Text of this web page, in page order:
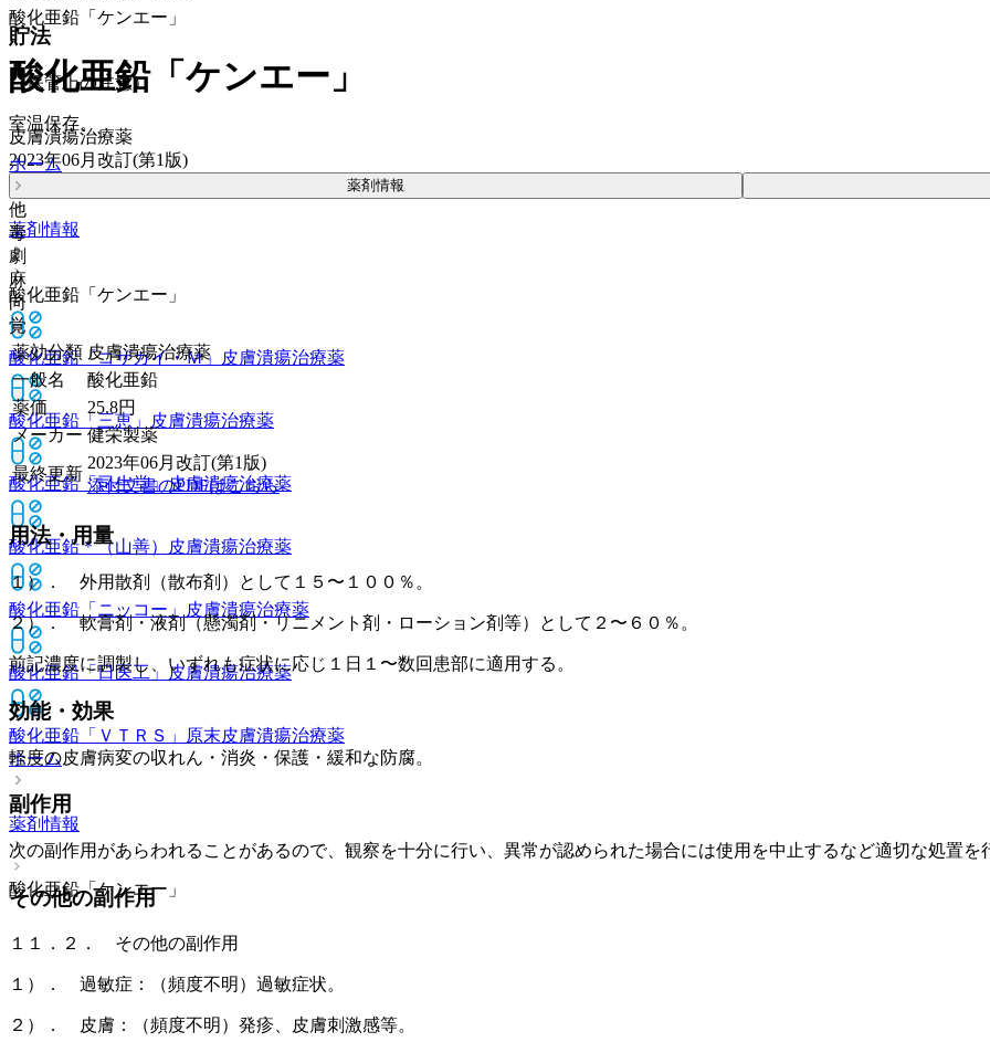
貯法
（保管上の注意）
室温保存。
ホーム
薬剤情報
酸化亜鉛「ケンエー」
酸化亜鉛「コザカイ・Ｍ」 皮膚潰瘍治療薬
酸化亜鉛「三恵」 皮膚潰瘍治療薬
酸化亜鉛「司生堂」皮膚潰瘍治療薬
酸化亜鉛＊（山善） 皮膚潰瘍治療薬
酸化亜鉛「ニッコー」 皮膚潰瘍治療薬
酸化亜鉛「日医工」 皮膚潰瘍治療薬
酸化亜鉛「ＶＴＲＳ」原末皮膚潰瘍治療薬
ホーム
薬剤情報
酸化亜鉛「ケンエー」
酸化亜鉛「ケンエー」
酸化亜鉛「ケンエー」
皮膚潰瘍治療薬
2023年06月改訂(第1版)
薬剤情報
他
毒
劇
麻
向
覚
薬効分類 皮膚潰瘍治療薬
一般名
酸化亜鉛
薬価
25.8円
メーカー 健栄製薬
最終更新
2023年06月改訂(第1版)
添付文書のPDFはこちら
用法・用量
１）． 外用散剤（散布剤）として１５〜１００％。
２）． 軟膏剤・液剤（懸濁剤・リニメント剤・ローション剤等）として２〜６０％。
前記濃度に調製し、いずれも症状に応じ１日１〜数回患部に適用する。
効能・効果
軽度の皮膚病変の収れん・消炎・保護・緩和な防腐。
副作用
次の副作用があらわれることがあるので、観察を十分に行い、異常が認められた場合には使用を中止するなど適切な処置を
その他の副作用
１１．２． その他の副作用
１）． 過敏症：（頻度不明）過敏症状。
２）． 皮膚：（頻度不明）発疹、皮膚刺激感等。